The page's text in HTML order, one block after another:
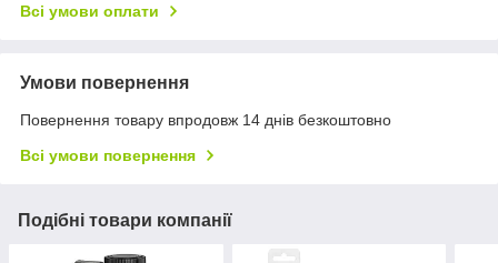
Всі умови оплати
Умови повернення
Повернення товару впродовж 14 днів безкоштовно
Всі умови повернення
Подібні товари компанії